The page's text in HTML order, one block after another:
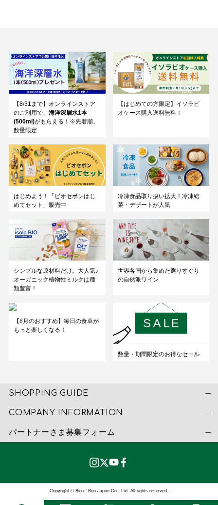
【8/31まで】オンラインストア
のご利用で、 海洋深層水1本
(500ml)がもらえる！※先着順、
数量限定
【はじめての方限定】イソラビ
オケース購入送料無料！
はじめよう！「ビオセボンはじ
めてセット」販売中
冷凍食品取り扱い拡大！冷凍総
菜・デザートが人気
シンプルな原材料だけ。大人気♪
オーガニック植物性ミルクは種
類豊富！
世界各国から集めた選りすぐり
の自然派ワイン
【8月のおすすめ】毎日の食卓が
もっと楽しくなる！
数量・期間限定のお得なセール
SHOPPING GUIDE
COMPANY INFORMATION
パートナーさま募集フォーム
Copyright © Bio c’ Bon Japon Co., Ltd. All rights reserved.